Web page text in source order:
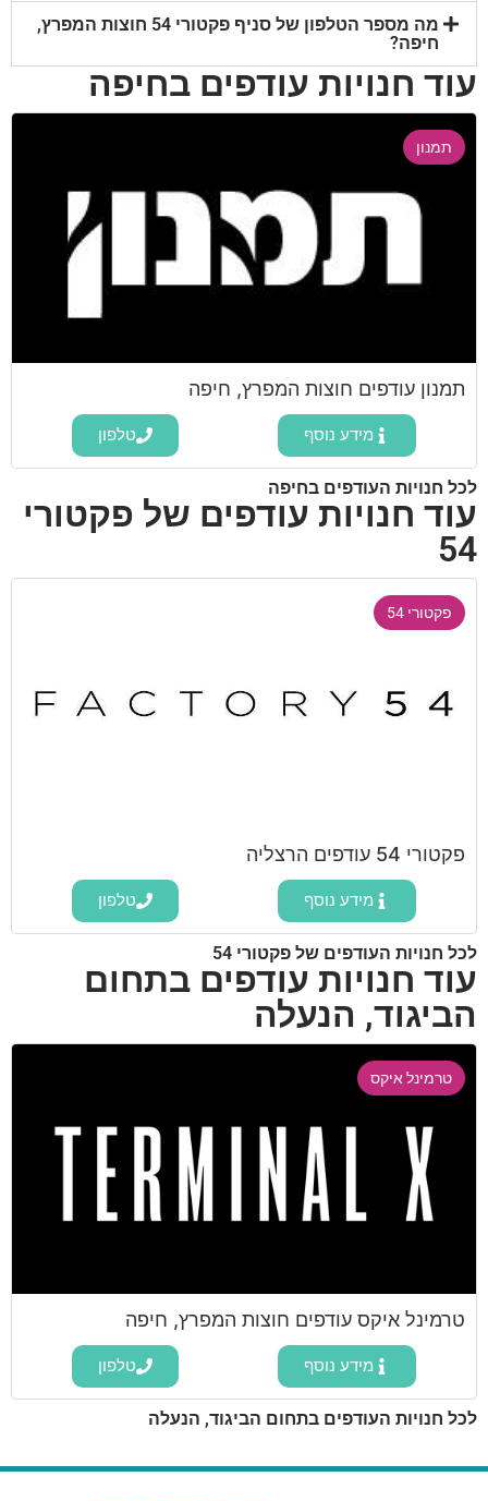
מה מספר הטלפון של סניף פקטורי 54 חוצות המפרץ,
חיפה?
עוד חנויות עודפים בחיפה
תמנון
תמנון עודפים חוצות המפרץ, חיפה
מידע נוסף טלפון
לכל חנויות העודפים בחיפה
עוד חנויות עודפים של פקטורי
54
פקטורי 54
פקטורי 54 עודפים הרצליה
מידע נוסף טלפון
לכל חנויות העודפים של פקטורי 54
עוד חנויות עודפים בתחום
הביגוד, הנעלה
טרמינל איקס
טרמינל איקס עודפים חוצות המפרץ, חיפה
מידע נוסף טלפון
לכל חנויות העודפים בתחום הביגוד, הנעלה